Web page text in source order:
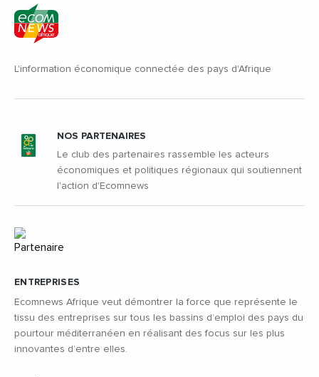
L'information économique connectée des pays d'Afrique
ENTREPRISES
Ecomnews Afrique veut démontrer la force que représente le
tissu des entreprises sur tous les bassins d’emploi des pays du
pourtour méditerranéen en réalisant des focus sur les plus
innovantes d’entre elles.
NOS PARTENAIRES
Le club des partenaires rassemble les acteurs
économiques et politiques régionaux qui soutiennent
l'action d'Ecomnews